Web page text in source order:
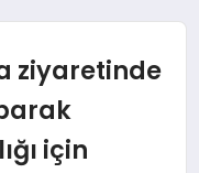
ziyaretinde
için